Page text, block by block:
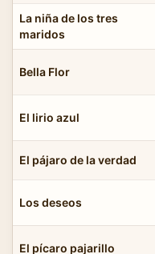
La niña de los tres
maridos
Bella Flor
El lirio azul
El pájaro de la verdad
Los deseos
El pícaro pajarillo